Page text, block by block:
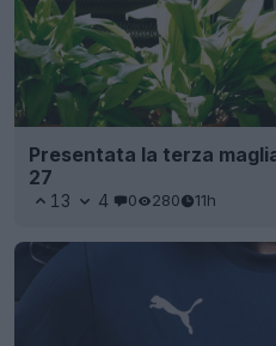
Presentata la terza
27
13 4 0 280 11h